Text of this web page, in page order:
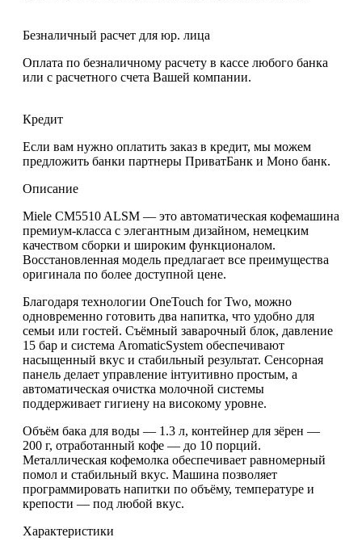
Безналичный расчет для юр. лица
Оплата по безналичному расчету в кассе любого банка
или с расчетного счета Вашей компании.
Кредит
Если вам нужно оплатить заказ в кредит, мы можем
предложить банки партнеры ПриватБанк и Моно банк.
Описание
Miele CM5510 ALSM — это автоматическая кофемашина
премиум-класса с элегантным дизайном, немецким
качеством сборки и широким функционалом.
Восстановленная модель предлагает все преимущества
оригинала по более доступной цене.
Благодаря технологии OneTouch for Two, можно
одновременно готовить два напитка, что удобно для
семьи или гостей. Съёмный заварочный блок, давление
15 бар и система AromaticSystem обеспечивают
насыщенный вкус и стабильный результат. Сенсорная
панель делает управление інтуитивно простым, а
автоматическая очистка молочной системы
поддерживает гигиену на високому уровне.
Объём бака для воды — 1.3 л, контейнер для зёрен —
200 г, отработанный кофе — до 10 порций.
Металлическая кофемолка обеспечивает равномерный
помол и стабильный вкус. Машина позволяет
программировать напитки по объёму, температуре и
крепости — под любой вкус.
Характеристики